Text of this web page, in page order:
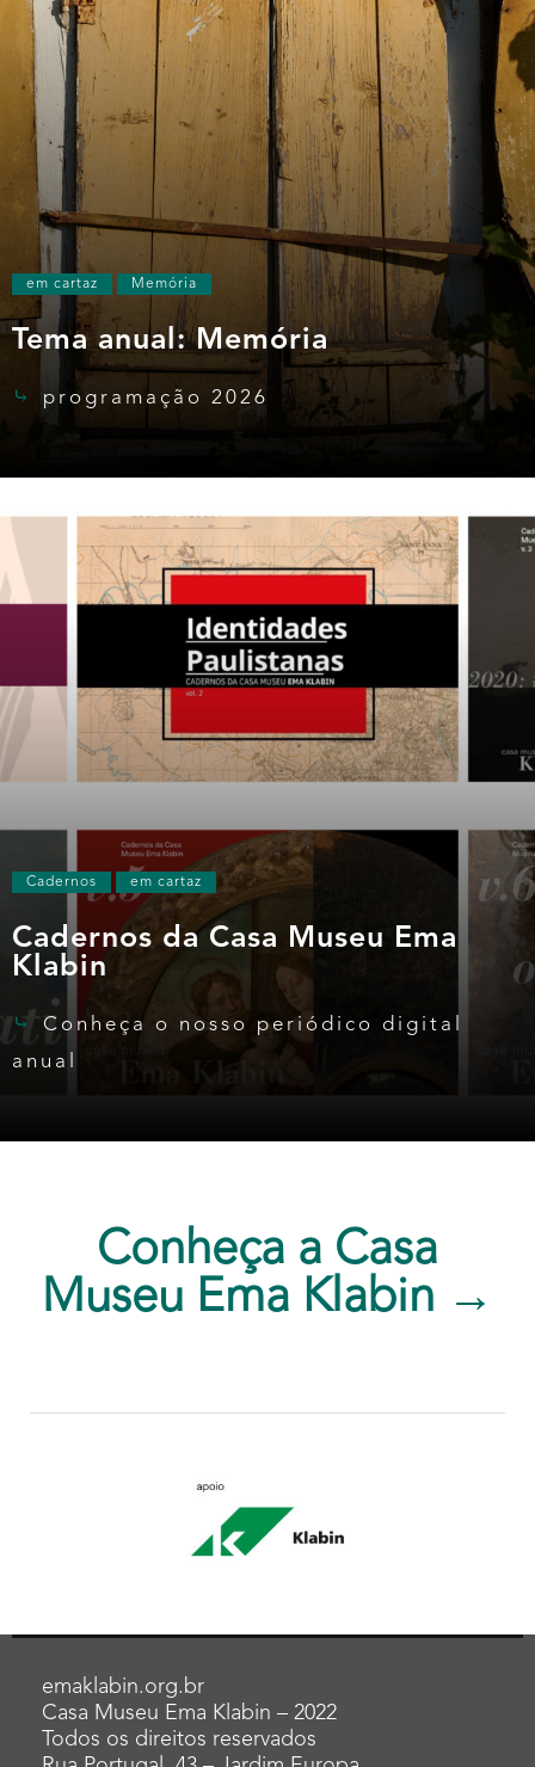
em cartaz Memória
Tema anual: Memória
programação 2026
Cadernos em cartaz
Cadernos da Casa Museu Ema
Klabin
Conheça o nosso periódico digital
anual
Conheça a Casa
Museu Ema Klabin →
emaklabin.org.br
Casa Museu Ema Klabin – 2022
Todos os direitos reservados